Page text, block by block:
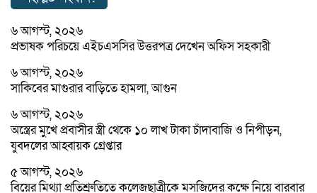
৬ আগস্ট, ২০২৬
প্রভাষক পরিচয়ে এইচএসসির উত্তরপত্র দেখেন অফিস সহকারী
৬ আগস্ট, ২০২৬
সাকিবের মাগুরার বাড়িতে হামলা, আগুন
৬ আগস্ট, ২০২৬
অস্ত্রের মুখে প্রবাসীর স্ত্রী থেকে ১০ লাখ টাকা চাঁদাবাজি ও নিপীড়ন,
যুবদলের আহ্বায়ক গ্রেপ্তার
৫ আগস্ট, ২০২৬
বিয়ের মিথ্যা প্রতিশ্রুতিতে কলেজছাত্রীকে মসজিদের কক্ষে নিয়ে বারবার